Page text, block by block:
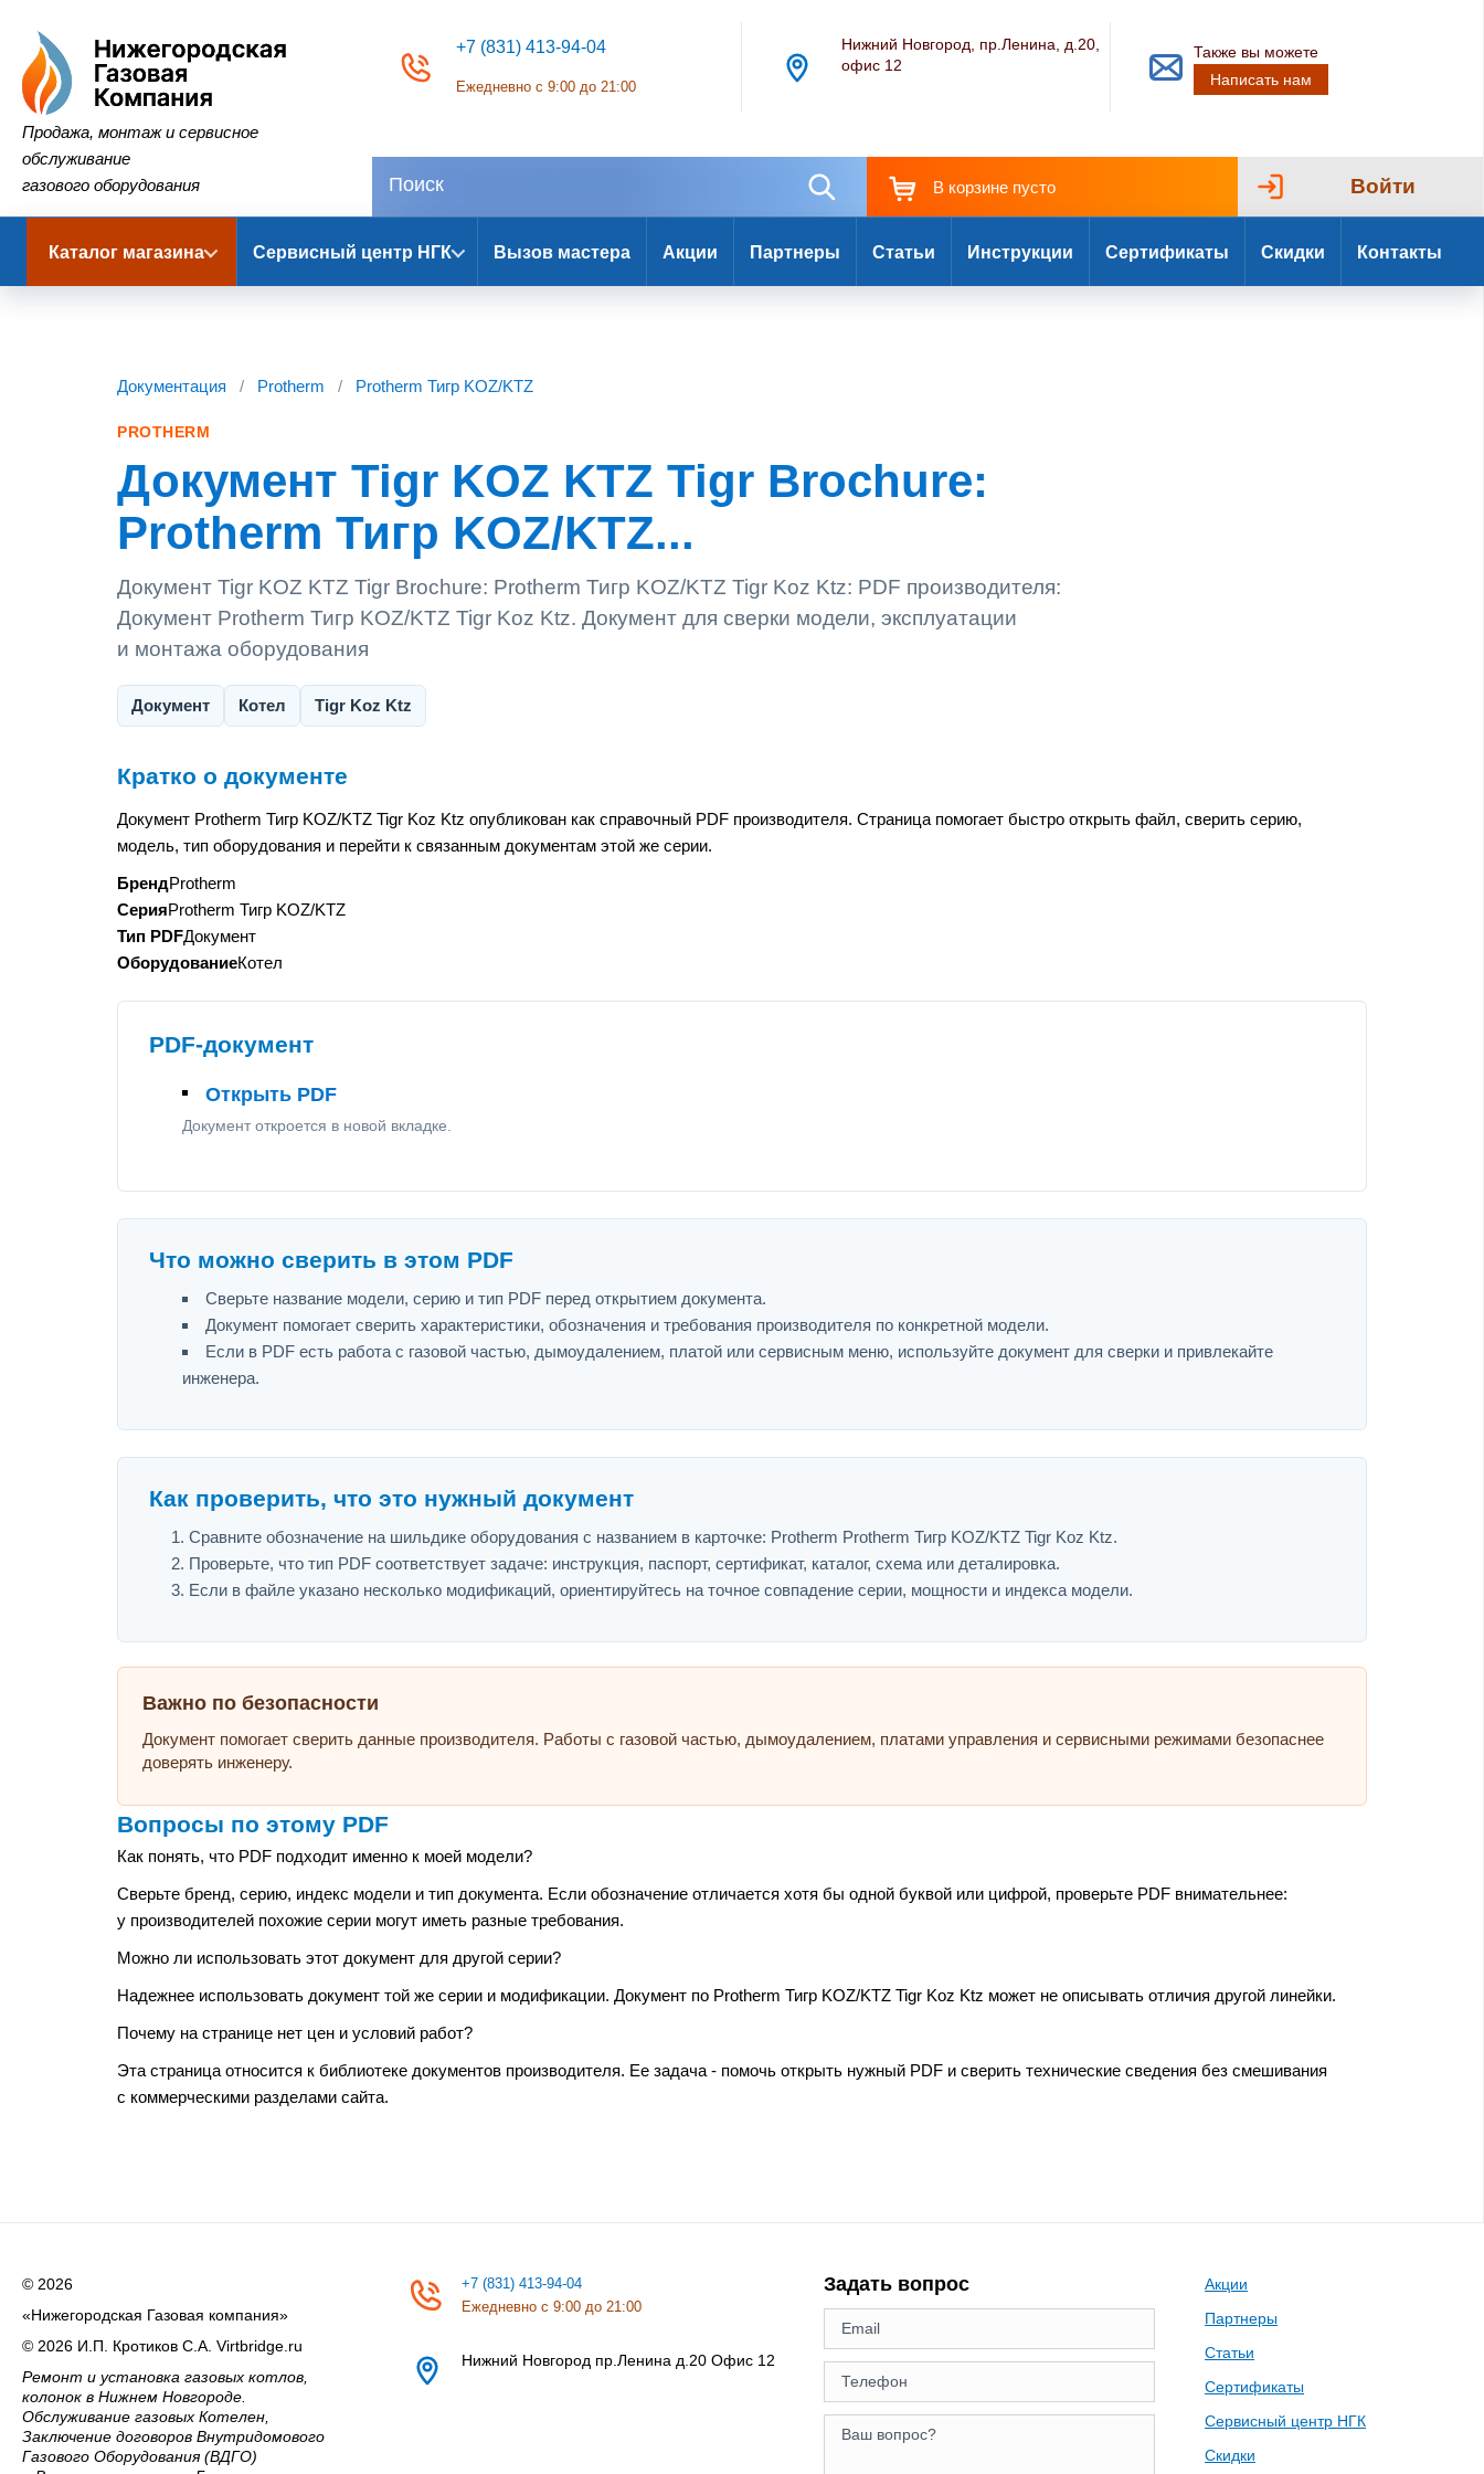
Нижегородская Газовая Компания
Продажа, монтаж и сервисное
обслуживание
газового оборудования
+7 (831) 413-94-04
Ежедневно с 9:00 до 21:00
Нижний Новгород, пр.Ленина, д.20,
офис 12
Также вы можете
Написать нам
В корзине пусто Войти
Каталог магазина Сервисный центр НГК Вызов мастера Акции Партнеры Статьи Инструкции Сертификаты Скидки Контакты
Документация / Protherm / Protherm Тигр KOZ/KTZ
PROTHERM
Документ Tigr KOZ KTZ Tigr Brochure:
Protherm Тигр KOZ/KTZ...
Документ Tigr KOZ KTZ Tigr Brochure: Protherm Тигр KOZ/KTZ Tigr Koz Ktz: PDF производителя:
Документ Protherm Тигр KOZ/KTZ Tigr Koz Ktz. Документ для сверки модели, эксплуатации
и монтажа оборудования
Документ Котел Tigr Koz Ktz
Кратко о документе
Документ Protherm Тигр KOZ/KTZ Tigr Koz Ktz опубликован как справочный PDF производителя. Страница помогает быстро открыть файл, сверить серию,
модель, тип оборудования и перейти к связанным документам этой же серии.
БрендProtherm
СерияProtherm Тигр KOZ/KTZ
Тип PDFДокумент
ОборудованиеКотел
PDF-документ
Открыть PDF
Документ откроется в новой вкладке.
Что можно сверить в этом PDF
Сверьте название модели, серию и тип PDF перед открытием документа.
Документ помогает сверить характеристики, обозначения и требования производителя по конкретной модели.
Если в PDF есть работа с газовой частью, дымоудалением, платой или сервисным меню, используйте документ для сверки и привлекайте
инженера.
Как проверить, что это нужный документ
Сравните обозначение на шильдике оборудования с названием в карточке: Protherm Protherm Тигр KOZ/KTZ Tigr Koz Ktz.
Проверьте, что тип PDF соответствует задаче: инструкция, паспорт, сертификат, каталог, схема или деталировка.
Если в файле указано несколько модификаций, ориентируйтесь на точное совпадение серии, мощности и индекса модели.
Важно по безопасности
Документ помогает сверить данные производителя. Работы с газовой частью, дымоудалением, платами управления и сервисными режимами безопаснее
доверять инженеру.
Вопросы по этому PDF
Как понять, что PDF подходит именно к моей модели?
Сверьте бренд, серию, индекс модели и тип документа. Если обозначение отличается хотя бы одной буквой или цифрой, проверьте PDF внимательнее:
у производителей похожие серии могут иметь разные требования.
Можно ли использовать этот документ для другой серии?
Надежнее использовать документ той же серии и модификации. Документ по Protherm Тигр KOZ/KTZ Tigr Koz Ktz может не описывать отличия другой линейки.
Почему на странице нет цен и условий работ?
Эта страница относится к библиотеке документов производителя. Ее задача - помочь открыть нужный PDF и сверить технические сведения без смешивания
с коммерческими разделами сайта.
© 2026
«Нижегородская Газовая компания»
© 2026 И.П. Кротиков С.А. Virtbridge.ru
Ремонт и установка газовых котлов,
колонок в Нижнем Новгороде.
Обслуживание газовых Котелен,
Заключение договоров Внутридомового
Газового Оборудования (ВДГО)
+7 (831) 413-94-04
Ежедневно с 9:00 до 21:00
Нижний Новгород пр.Ленина д.20 Офис 12
Задать вопрос
Акции
Партнеры
Статьи
Сертификаты
Сервисный центр НГК
Скидки